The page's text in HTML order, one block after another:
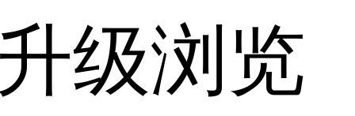
级浏览